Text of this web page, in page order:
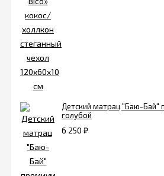
Детский матрац "Баю-Бай"
голубой
6 250 ₽